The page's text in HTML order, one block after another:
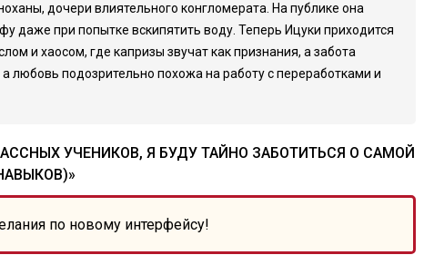
дочери влиятельного конгломерата. На публике она
даже при попытке вскипятить воду. Теперь Ицуки приходится
и хаосом, где капризы звучат как признания, а забота
любовь подозрительно похожа на работу с переработками и
УЧЕНИКОВ, Я БУДУ ТАЙНО ЗАБОТИТЬСЯ О САМОЙ
по новому интерфейсу!